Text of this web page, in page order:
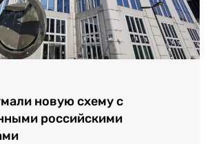
новую схему с
российскими